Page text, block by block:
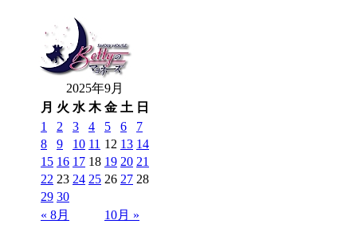
2025年9月
月 火 水 木 金 土 日
« 8月 10月 »
1 2 3 4 5 6
7
8
9 10 11 12 13 14
15 16 17 18 19 20 21
22 23 24 25 26 27 28
29 30